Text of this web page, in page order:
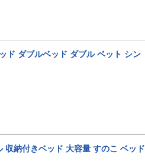
ド ダブルベッド ダブル ベット シン
収納付きベッド 大容量 すのこ ベッド